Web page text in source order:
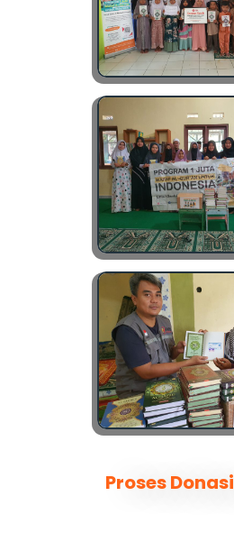
Proses Donasi